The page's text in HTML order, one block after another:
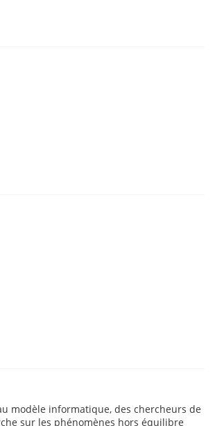
modèle informatique, des chercheurs de
sur les phénomènes hors équilibre